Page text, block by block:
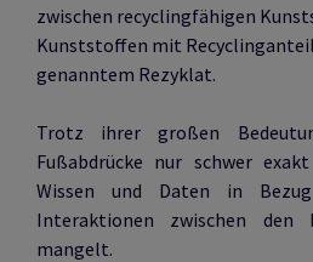
zwischen recyclingfähigen
Kunststoffen mit
genanntem Rezyklat.
Trotz ihrer großen
Fußabdrücke nur schwer
Wissen und Daten in
Interaktionen zwischen den
mangelt.